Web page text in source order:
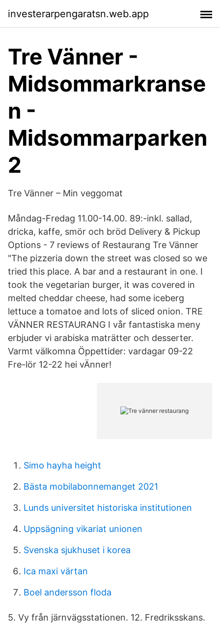
investerarpengaratsn.web.app
Tre Vänner -
Midsommarkranse
n -
Midsommarparken
2
Tre Vänner – Min veggomat
Måndag-Fredag 11.00-14.00. 89:-inkl. sallad,
dricka, kaffe, smör och bröd Delivery & Pickup
Options - 7 reviews of Restaurang Tre Vänner
"The pizzeria down the street was closed so we
tried this place. A bar and a restaurant in one. I
took the vegetarian burger, it was covered in
melted cheddar cheese, had some iceberg
lettuce a tomatoe and lots of sliced onion. TRE
VÄNNER RESTAURANG I vår fantastiska meny
erbjuder vi arabiska maträtter och desserter.
Varmt välkomna Öppettider: vardagar 09-22
Fre-lör 12-22 hei vÄnner!
Simo hayha height
Bästa mobilabonnemanget 2021
Lunds universitet historiska institutionen
Uppsägning vikariat unionen
Svenska sjukhuset i korea
Ica maxi värtan
Boel andersson floda
5. Vy från järnvägsstationen. 12. Fredriksskans.